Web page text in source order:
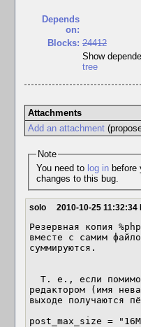
Depends
on:
Blocks: 24412
Show
tree
Attachments
Add an attachment
Note
You need to log inbefore you can comment on or make
changes to this bug.
solo 2010-10-25 11:32:34
Резервная копия
вместе с самим
суммируются.
редактором (имя
выходе получаются
post_max_size =